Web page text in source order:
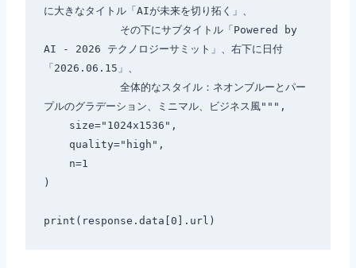
に大きなタイトル「AIが未来を切り拓く」、
AI - 2026 テクノロジーサミット」、右下に日付
「2026.06.15」、
プルのグラデーション、ミニマル、ビジネス風""",
)